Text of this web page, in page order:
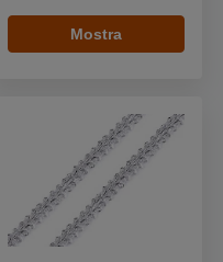
Mostra